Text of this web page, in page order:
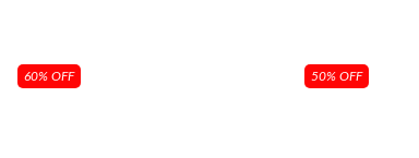
60% OFF 50% OFF